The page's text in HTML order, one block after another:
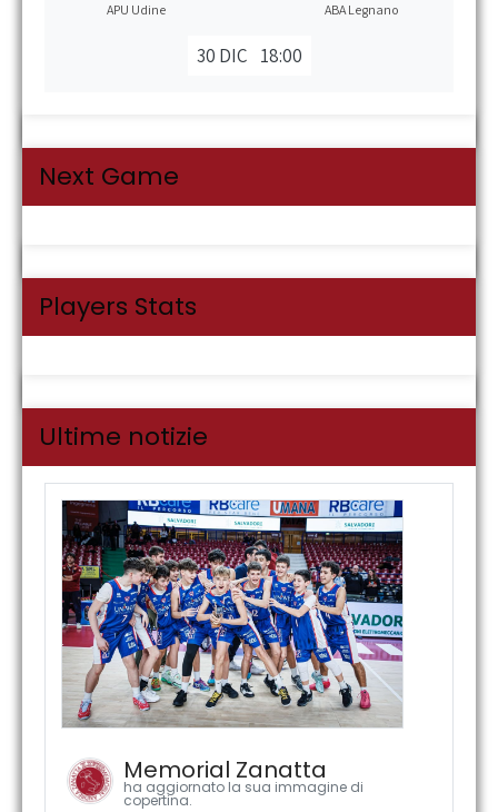
APU Udine ABA Legnano
30 DIC 18:00
Next Game
Players Stats
Ultime notizie
Memorial Zanatta
ha aggiornato la sua immagine di
copertina.